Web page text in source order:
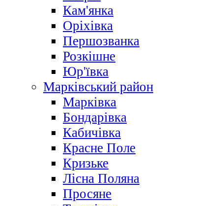
Кам'янка
Оріхівка
Першозванка
Розкішне
Юр'ївка
Марківський район
Марківка
Бондарівка
Кабичівка
Красне Поле
Кризьке
Лісна Поляна
Просяне